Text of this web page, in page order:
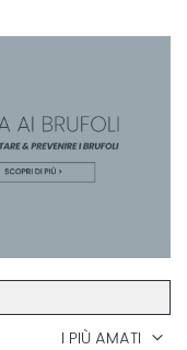
I PIÙ AMATI